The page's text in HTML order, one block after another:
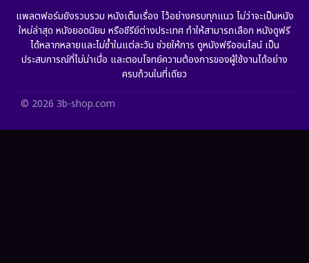
HBO GO (10)
HBO Max (2)
Healing
Heist (7)
แพลตฟอร์มยังรวบรวม หนังเต็มเรื่อง ไว้อย่างครบทุกแนว ไม่ว่าจะเป็นหนัง
ใหม่ล่าสุด หนังยอดนิยม หรือซีรีย์ต่างประเทศ ทำให้สามารถเลือก หนังดูฟรี
ได้หลากหลายและไม่ซ้ำในแต่ละวัน ช่วยให้การ ดูหนังฟรีออนไลน์ เป็น
ประสบการณ์ที่ไม่น่าเบื่อ และตอบโจทย์ความต้องการของผู้ใช้งานได้อย่าง
ครบถ้วนในที่เดียว
© 2026 3b-shop.com